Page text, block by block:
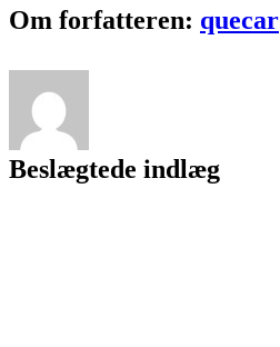
без
Facebook
Twitter
LinkedIn
Reddit
Tumblr
Pinterest
Vk
Email
Om forfatteren: quecar
Beslægtede indlæg